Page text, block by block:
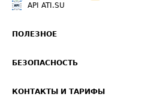
API ATI.SU
ПОЛЕЗНОЕ
Звезды ATI.SU на вашем сайте
БЕЗОПАСНОСТЬ
КОНТАКТЫ И ТАРИФЫ